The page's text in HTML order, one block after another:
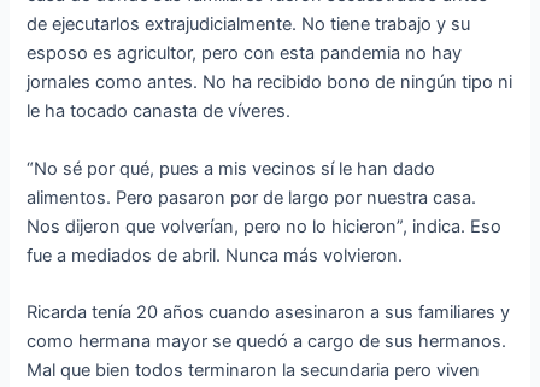
de ejecutarlos extrajudicialmente. No tiene trabajo y su
esposo es agricultor, pero con esta pandemia no hay
jornales como antes. No ha recibido bono de ningún tipo ni
le ha tocado canasta de víveres.
“No sé por qué, pues a mis vecinos sí le han dado
alimentos. Pero pasaron por de largo por nuestra casa.
Nos dijeron que volverían, pero no lo hicieron”, indica. Eso
fue a mediados de abril. Nunca más volvieron.
Ricarda tenía 20 años cuando asesinaron a sus familiares y
como hermana mayor se quedó a cargo de sus hermanos.
Mal que bien todos terminaron la secundaria pero viven